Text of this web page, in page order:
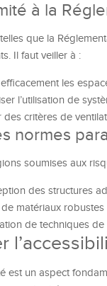
à la
que la
Il faut veiller à :
les
l’utilisation de
des critères de
normes
soumises aux
des structures
matériaux
de techniques
est un aspect